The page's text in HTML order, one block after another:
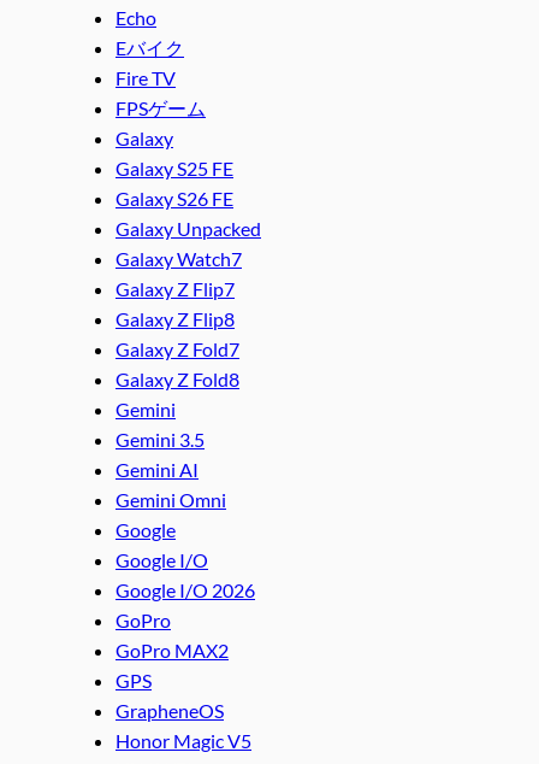
Echo
Eバイク
Fire TV
FPSゲーム
Galaxy
Galaxy S25 FE
Galaxy S26 FE
Galaxy Unpacked
Galaxy Watch7
Galaxy Z Flip7
Galaxy Z Flip8
Galaxy Z Fold7
Galaxy Z Fold8
Gemini
Gemini 3.5
Gemini AI
Gemini Omni
Google
Google I/O
Google I/O 2026
GoPro
GoPro MAX2
GPS
GrapheneOS
Honor Magic V5